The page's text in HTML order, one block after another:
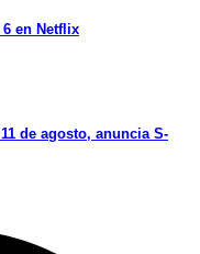
en Netflix
de agosto, anuncia S-